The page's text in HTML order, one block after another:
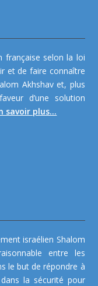
française selon la loi
et de faire connaître
Akhshav et, plus
d’une solution
savoir plus...
israélien Shalom
entre les
le but de répondre à
la sécurité pour